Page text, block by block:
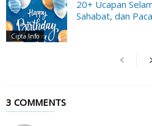
Cipta Info
20+ Ucapan
Sahabat, dan
3 COMMENTS